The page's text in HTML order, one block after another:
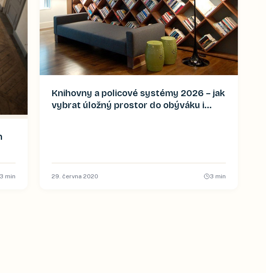
3 min
Knihovny a policové systémy 2026 – jak
vybrat úložný prostor do obýváku i
29. června 2020 3 min